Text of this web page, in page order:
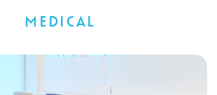
MEDICAL